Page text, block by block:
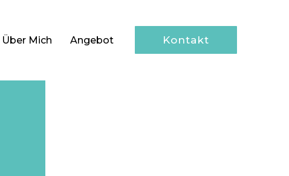
Über Mich Angebot Kontakt